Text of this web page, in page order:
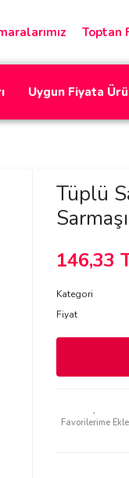
Toptan
Uygun Fiyata
Tüplü
146,33
Kategori
Fiyat